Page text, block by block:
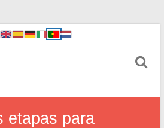
etapas para